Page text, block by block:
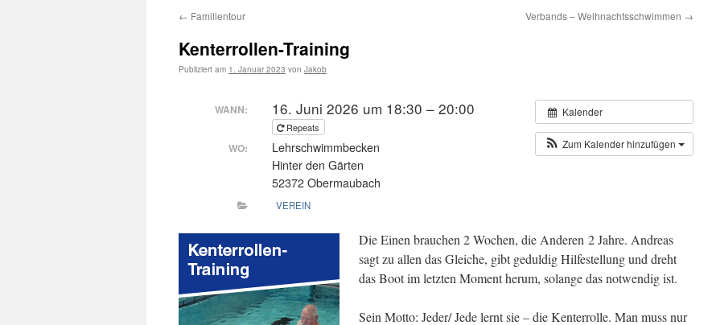
← Familientour Verbands – Weihnachtsschwimmen →
Kenterrollen-Training
Publiziert am 1. Januar 2023 von Jakob
Kalender
Zum Kalender hinzufügen
WANN: 16. Juni 2026 um 18:30 – 20:00
Repeats
WO:
Lehrschwimmbecken
Hinter den Gärten
52372 Obermaubach
VEREIN
Die Einen brauchen 2 Wochen, die Anderen 2 Jahre. Andreas
sagt zu allen das Gleiche, gibt geduldig Hilfestellung und dreht
das Boot im letzten Moment herum, solange das notwendig ist.
Sein Motto: Jeder/ Jede lernt sie – die Kenterrolle. Man muss nur